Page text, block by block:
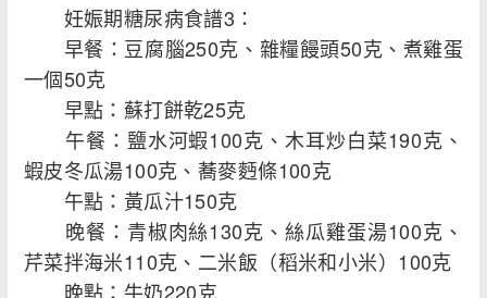
妊娠期糖尿病食譜3：
早餐：豆腐腦250克、雜糧饅頭50克、煮雞蛋
一個50克
早點：蘇打餅乾25克
午餐：鹽水河蝦100克、木耳炒白菜190克、
蝦皮冬瓜湯100克、蕎麥麪條100克
午點：黃瓜汁150克
晚餐：青椒肉絲130克、絲瓜雞蛋湯100克、
芹菜拌海米110克、二米飯（稻米和小米）100克
晚點：牛奶220克